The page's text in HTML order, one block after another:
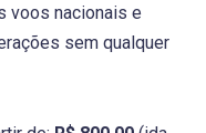
voos nacionais e
sem qualquer